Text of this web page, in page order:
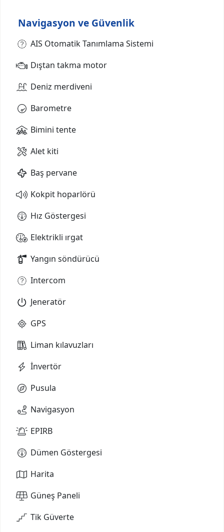
Navigasyon ve Güvenlik
AIS Otomatik Tanımlama Sistemi
Dıştan takma motor
Deniz merdiveni
Barometre
Bimini tente
Alet kiti
Baş pervane
Kokpit hoparlörü
Hız Göstergesi
Elektrikli ırgat
Yangın söndürücü
Intercom
Jeneratör
GPS
Liman kılavuzları
İnvertör
Pusula
Navigasyon
EPIRB
Dümen Göstergesi
Harita
Güneş Paneli
Tik Güverte